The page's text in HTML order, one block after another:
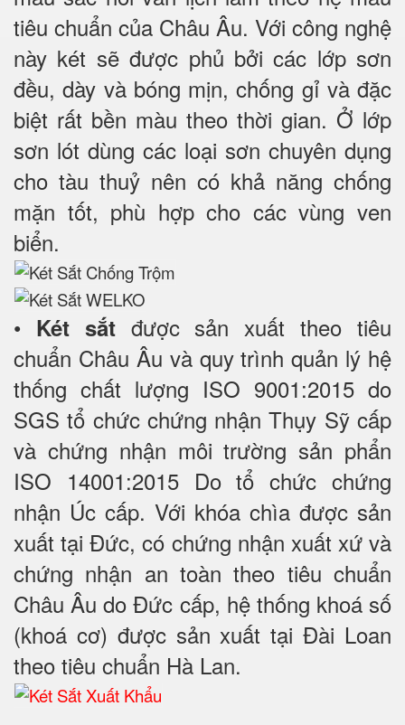
tiêu chuẩn của Châu Âu. Với công nghệ
này két sẽ được phủ bởi các lớp sơn
đều, dày và bóng mịn, chống gỉ và đặc
biệt rất bền màu theo thời gian. Ở lớp
sơn lót dùng các loại sơn chuyên dụng
cho tàu thuỷ nên có khả năng chống
mặn tốt, phù hợp cho các vùng ven
biển.
• Két sắtđược sản xuất theo tiêu
chuẩn Châu Âu và quy trình quản lý hệ
thống chất lượng ISO 9001:2015 do
SGS tổ chức chứng nhận Thụy Sỹ cấp
và chứng nhận môi trường sản phẩn
ISO 14001:2015 Do tổ chức chứng
nhận Úc cấp. Với khóa chìa được sản
xuất tại Đức, có chứng nhận xuất xứ và
chứng nhận an toàn theo tiêu chuẩn
Châu Âu do Đức cấp, hệ thống khoá số
(khoá cơ) được sản xuất tại Đài Loan
theo tiêu chuẩn Hà Lan.